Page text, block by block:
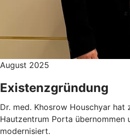
August 2025
Existenzgründung
Dr. med. Khosrow Houschyar hat
Hautzentrum Porta übernommen
modernisiert.